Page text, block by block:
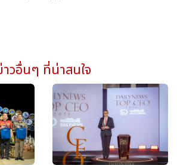
วอื่นๆ ที่น่าสนใจ